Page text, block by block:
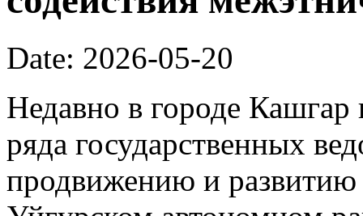
Date: 2026-05-20
Недавно в городе Кашгар
ряда государственных
продвижению и развитию